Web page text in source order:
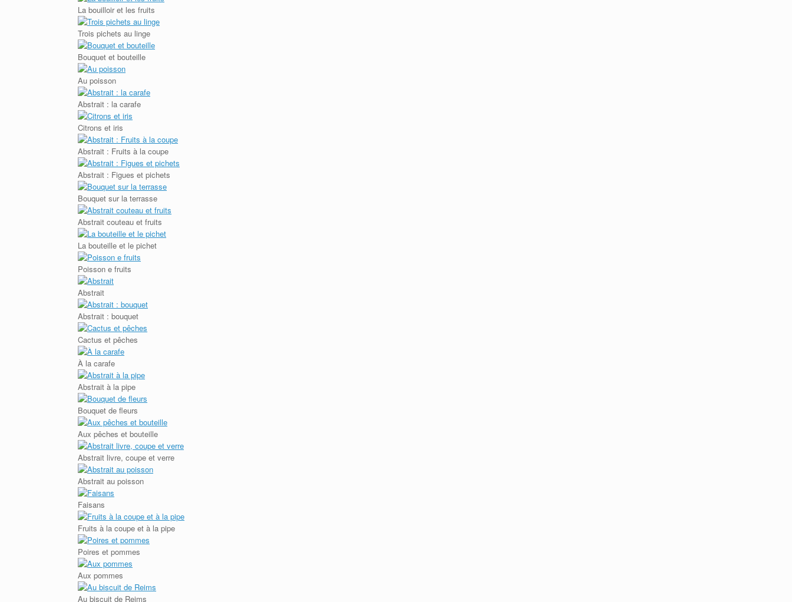
La bouilloir et les fruits
Trois pichets au linge
Bouquet et bouteille
Au poisson
Abstrait : la carafe
Citrons et iris
Abstrait : Fruits à la coupe
Abstrait : Figues et pichets
Bouquet sur la terrasse
Abstrait couteau et fruits
La bouteille et le pichet
Poisson e fruits
Abstrait
Abstrait : bouquet
Cactus et pêches
À la carafe
Abstrait à la pipe
Bouquet de fleurs
Aux pêches et bouteille
Abstrait livre, coupe et verre
Abstrait au poisson
Faisans
Fruits à la coupe et à la pipe
Poires et pommes
Aux pommes
Au biscuit de Reims